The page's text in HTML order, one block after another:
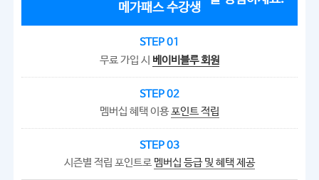
메가패스 수강생
STEP 01
무료 가입 시 베이비블루 회원
STEP 02
멤버십 혜택 이용포인트 적립
STEP 03
시즌별 적립 포인트로 멤버십 등급 및 혜택 제공